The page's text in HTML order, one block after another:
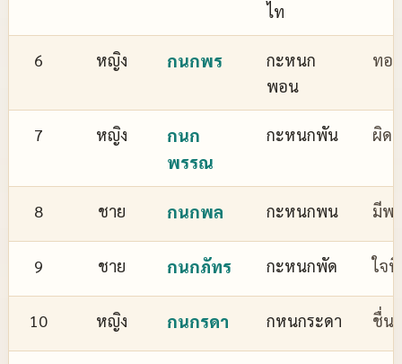
ไท
6 หญิง กนกพร
กะหนก
พอน
ทอ
7 หญิง
กนก
พรรณ
กะหนกพัน ผิด
8 ชาย กนกพล กะหนกพน มีพ
9 ชาย กนกภัทร กะหนกพัด ใจ
10 หญิง กนกรดา กหนกระดา ชื่น